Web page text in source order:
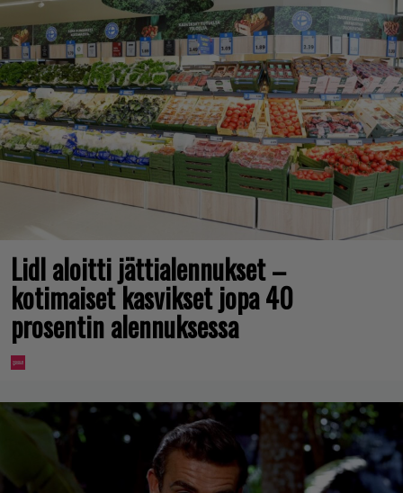
Lidl aloitti jättialennukset –
kotimaiset kasvikset jopa 40
prosentin alennuksessa